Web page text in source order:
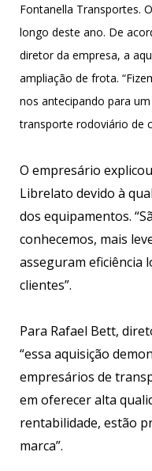
Fontanella Transportes.
longo deste ano. De
diretor da empresa, a
ampliação de frota.
nos antecipando para
transporte rodoviário de
O empresário
Librelato devido à
dos equipamentos.
conhecemos, mais
asseguram eficiência
clientes”.
Para Rafael Bett,
“essa aquisição
empresários de
em oferecer alta
rentabilidade, estão
marca”.